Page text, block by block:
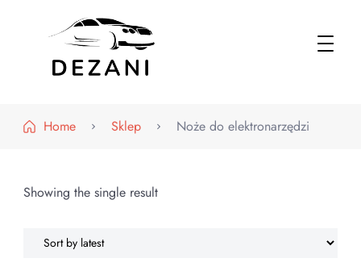
Home
Sklep Noże do elektronarzędzi
Showing the single result